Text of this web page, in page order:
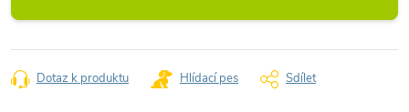
Dotaz k produktu Hlídací pes Sdílet